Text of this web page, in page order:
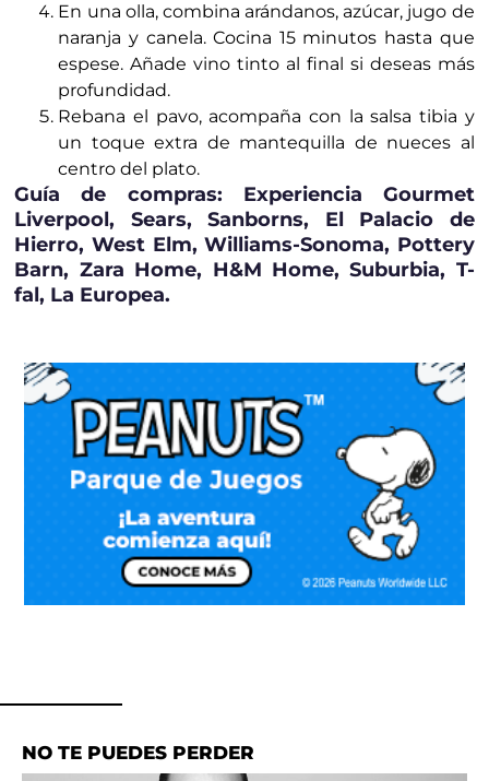
En una olla, combina arándanos, azúcar, jugo de
naranja y canela. Cocina 15 minutos hasta que
espese. Añade vino tinto al final si deseas más
profundidad.
Rebana el pavo, acompaña con la salsa tibia y
un toque extra de mantequilla de nueces al
centro del plato.
Guía de compras: Experiencia Gourmet
Liverpool, Sears, Sanborns, El Palacio de
Hierro, West Elm, Williams-Sonoma, Pottery
Barn, Zara Home, H&M Home, Suburbia, T-
fal, La Europea.
NO TE PUEDES PERDER